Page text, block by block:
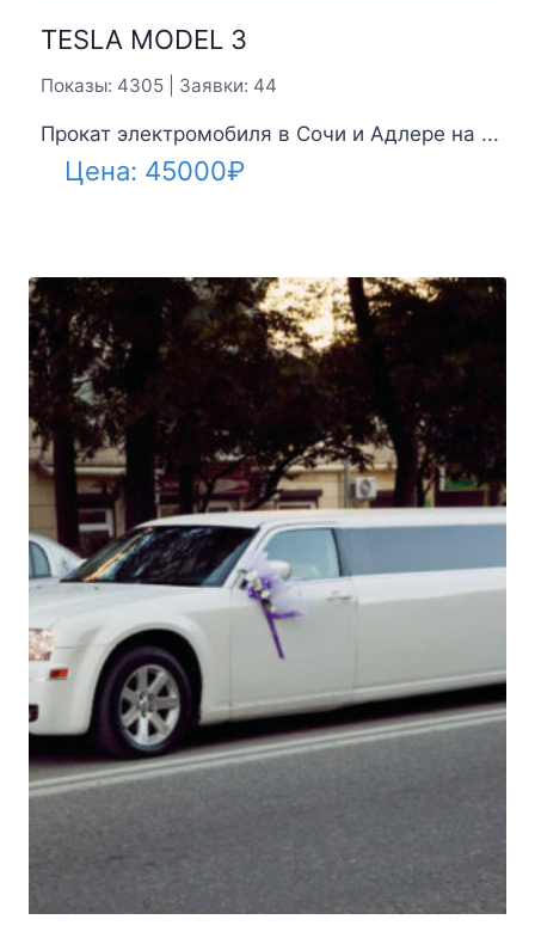
TESLA MODEL 3
Показы: 4305 | Заявки: 44
Прокат электромобиля в Сочи и Адлере на ...
Цена: 45000₽